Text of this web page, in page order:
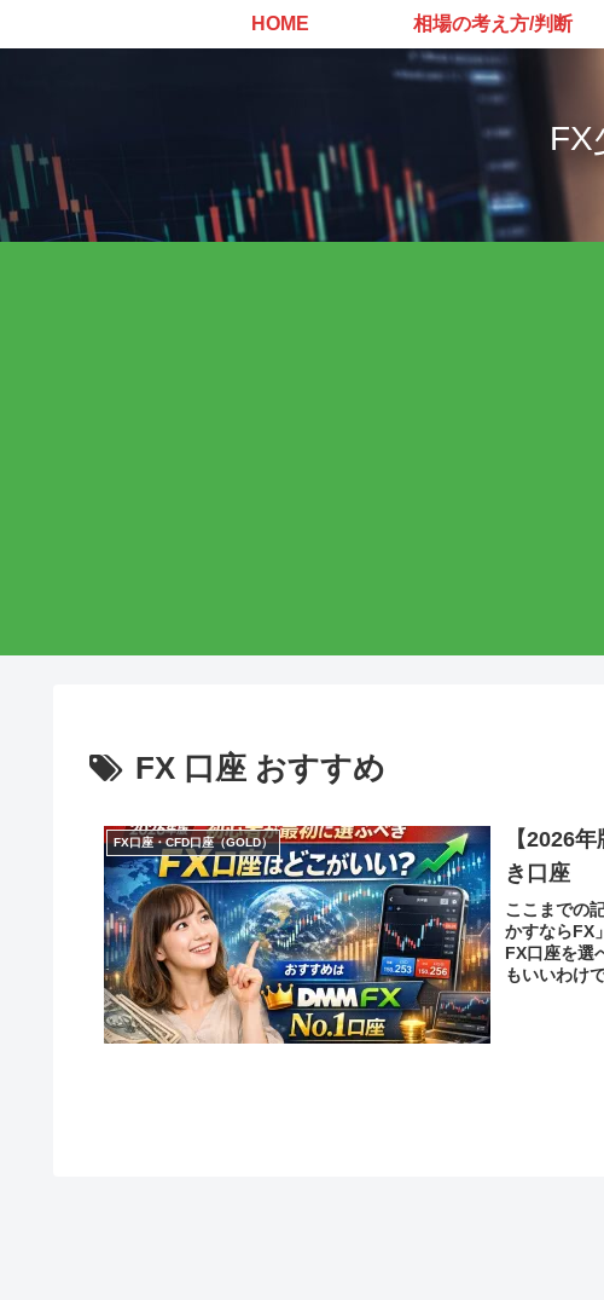
FX
HOME 相場の考え方/判断
FX 口座 おすすめ
FX口座・CFD口座（GOLD）
【2026
き口座
ここまでの
かすならFX
FX口座を選
もいいわけ